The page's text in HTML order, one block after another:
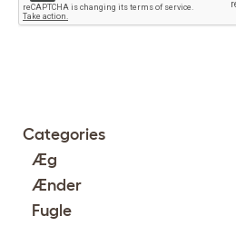
Categories
Æg
Ænder
Fugle